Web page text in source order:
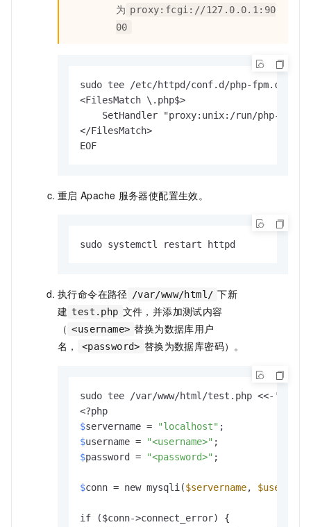
为 proxy:fcgi://127.0.0.1:90
00
sudo tee /etc/httpd/conf.d/php-fpm.conf
<FilesMatch \.php$>
SetHandler "proxy:unix:/run/php-fpm/
</FilesMatch>
EOF
重启 Apache 服务器使配置生效。
sudo systemctl restart httpd
执行命令在路径 /var/www/html/ 下新
建 test.php 文件，并添加测试内容
（ <username> 替换为数据库用户
名，
<password> 替换为数据库密码）。
sudo tee /var/www/html/test.php <<-'EOF'
$servername = "localhost" ;
$username = "<username>" ;
$password = "<password>" ;
$conn = new mysqli($servername, $username
if ($conn->connect_error) {